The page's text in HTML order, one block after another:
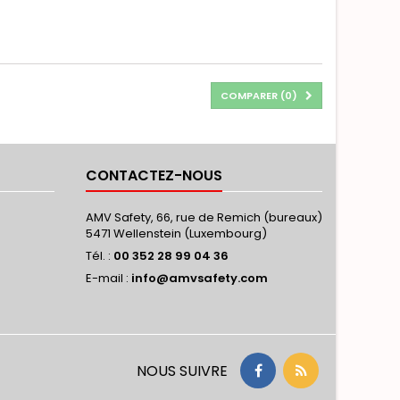
COMPARER (0)
CONTACTEZ-NOUS
AMV Safety, 66, rue de Remich (bureaux)
5471 Wellenstein (Luxembourg)
Tél. : 00 352 28 99 04 36
E-mail : info@amvsafety.com
NOUS SUIVRE